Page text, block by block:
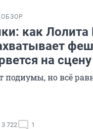
ОБЗОР
как
на сцену
подиумы, но всё
3 722 1